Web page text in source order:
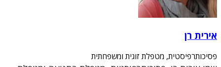
אירית רן
פסיכותרפיסטית, מטפלת זוגית ומשפחתית